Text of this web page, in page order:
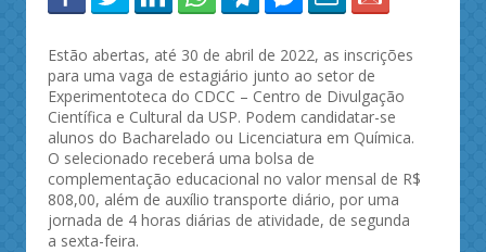
Estão abertas, até 30 de abril de 2022, as inscrições
para uma vaga de estagiário junto ao setor de
Experimentoteca do CDCC – Centro de Divulgação
Científica e Cultural da USP. Podem candidatar-se
alunos do Bacharelado ou Licenciatura em Química.
O selecionado receberá uma bolsa de
complementação educacional no valor mensal de R$
808,00, além de auxílio transporte diário, por uma
jornada de 4 horas diárias de atividade, de segunda
a sexta-feira.